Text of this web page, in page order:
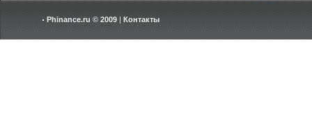
Phinance.ru © 2009 | Контакты